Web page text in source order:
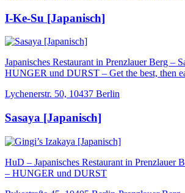
I-Ke-Su [Japanisch]
Japanisches Restaurant in Prenzlauer Berg –
HUNGER und DURST – Get the best, then
Lychenerstr. 50, 10437 Berlin
Sasaya [Japanisch]
HuD – Japanisches Restaurant in Prenzlauer
– HUNGER und DURST